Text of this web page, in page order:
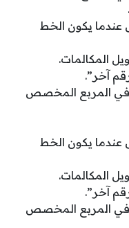
عندما يكون الخط
المكالمات.
آخر”.
الرقم (+9681230) في المربع المخصص
عندما يكون الخط
المكالمات.
آخر”.
الرقم (+9681230) في المربع المخصص